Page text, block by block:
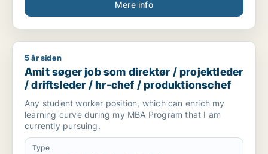
Mine kernekompetencer er projektledelse, og ledelse
Mere info
Amit søger job som direktør / projektleder / driftsleder / hr-
5 år siden
Amit søger job som direktør / projektleder
/ driftsleder / hr-chef / produktionschef
Any student worker position, which can enrich my
learning curve during my MBA Program that I am
currently pursuing.
Type